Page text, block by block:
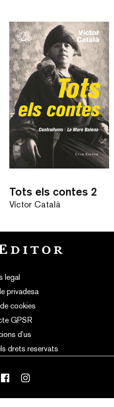
Tots els contes 2
Víctor Català
legal
privadesa
cookies
GPSR
d’us
drets reservats